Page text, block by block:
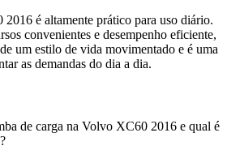
é altamente prático para uso diário.
convenientes e desempenho eficiente,
um estilo de vida movimentado e é uma
as demandas do dia a dia.
de carga na Volvo XC60 2016 e qual é